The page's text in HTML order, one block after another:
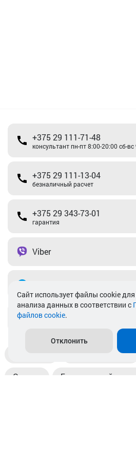
+375 29 111-71-48
консультант пн-пт 8:00-20:00 сб-
+375 29 111-13-04
безналичный расчет
+375 29 343-73-01
гарантия
Viber
info@akkamulik.by
Пункты выдачи
Оплата Безналичный расчет
Cайт использует файлы cookie
анализа данных в соответствии с
файлов cookie.
Отклонить